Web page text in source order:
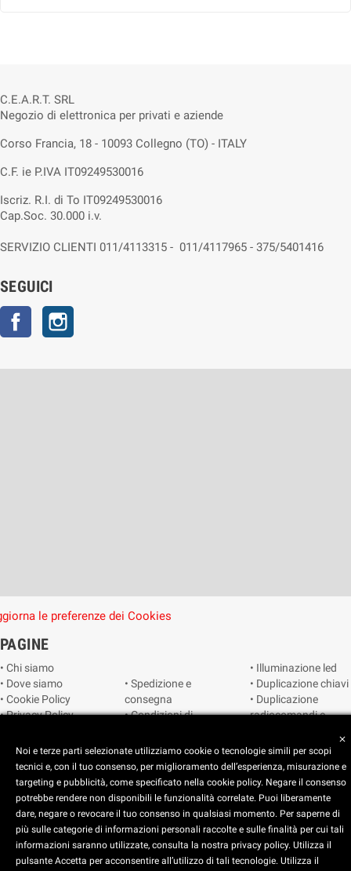
C.E.A.R.T. SRL
Negozio di elettronica per privati e aziende
Corso Francia, 18 - 10093 Collegno (TO) - ITALY
C.F. ie P.IVA IT09249530016
Iscriz. R.I. di To IT09249530016
Cap.Soc. 30.000 i.v.
SERVIZIO CLIENTI 011/4113315 - 011/4117965 - 375/5401416
SEGUICI
Facebook
le preferenze dei Cookies
PAGINE
• Chi siamo
• Dove siamo
• Cookie Policy
• Privacy Policy
preferenze dei
cookie
• Spedizione e
consegna
• Condizioni di
• Catalogo
• Illuminazione led
• Duplicazione chiavi
• Duplicazione
radiocomandi e
• Smart home
• Video sorveglianza
Copyright © 2025 CEART | Negozio di elettronica Torino
C.E.A.R.T. Elettronica
4.5starstarstarstar star_half
close
Noi e terze parti selezionate utilizziamo cookie o tecnologie simili per scopi
tecnici e, con il tuo consenso, per miglioramento dell’esperienza, misurazione e
targeting e pubblicità, come specificato nella cookie policy. Negare il consenso
potrebbe rendere non disponibili le funzionalità correlate. Puoi liberamente
dare, negare o revocare il tuo consenso in qualsiasi momento. Per saperne di
più sulle categorie di informazioni personali raccolte e sulle finalità per cui tali
informazioni saranno utilizzate, consulta la nostra privacy policy. Utilizza il
pulsante Accetta per acconsentire all’utilizzo di tali tecnologie. Utilizza il